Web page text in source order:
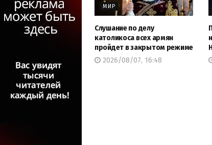
МИР
Слушание по делу
католикоса всех армян
пройдет в закрытом режиме
2026/08/07, 16:48